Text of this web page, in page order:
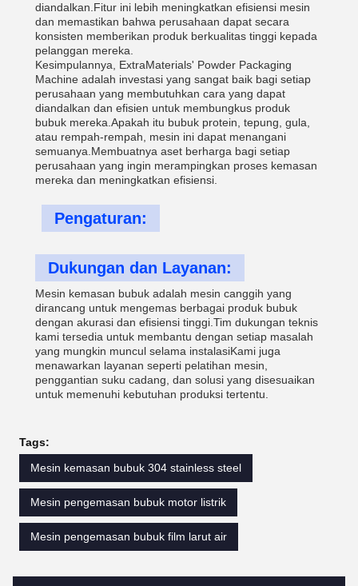
diandalkan.Fitur ini lebih meningkatkan efisiensi mesin
dan memastikan bahwa perusahaan dapat secara
konsisten memberikan produk berkualitas tinggi kepada
pelanggan mereka.
Kesimpulannya, ExtraMaterials' Powder Packaging
Machine adalah investasi yang sangat baik bagi setiap
perusahaan yang membutuhkan cara yang dapat
diandalkan dan efisien untuk membungkus produk
bubuk mereka.Apakah itu bubuk protein, tepung, gula,
atau rempah-rempah, mesin ini dapat menangani
semuanya.Membuatnya aset berharga bagi setiap
perusahaan yang ingin merampingkan proses kemasan
mereka dan meningkatkan efisiensi.
Pengaturan:
Dukungan dan Layanan:
Mesin kemasan bubuk adalah mesin canggih yang
dirancang untuk mengemas berbagai produk bubuk
dengan akurasi dan efisiensi tinggi.Tim dukungan teknis
kami tersedia untuk membantu dengan setiap masalah
yang mungkin muncul selama instalasiKami juga
menawarkan layanan seperti pelatihan mesin,
penggantian suku cadang, dan solusi yang disesuaikan
untuk memenuhi kebutuhan produksi tertentu.
Tags:
Mesin kemasan bubuk 304 stainless steel
Mesin pengemasan bubuk motor listrik
Mesin pengemasan bubuk film larut air